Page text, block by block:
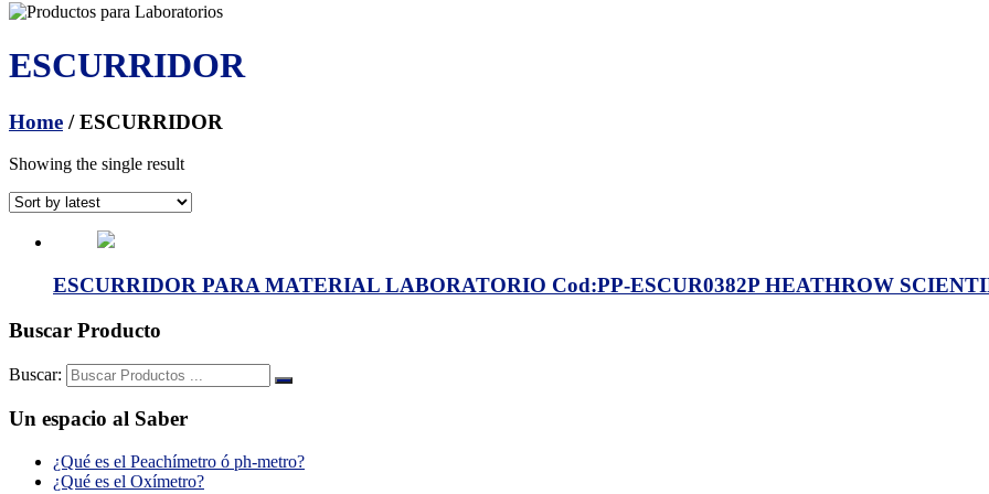
ESCURRIDOR
Home / ESCURRIDOR
Showing the single result
ESCURRIDOR PARA MATERIAL LABORATORIO Cod:PP-ESCUR0382P HEATHROW
Buscar Producto
Buscar:
Un espacio al Saber
¿Qué es el Peachímetro ó ph-metro?
¿Qué es el Oxímetro?